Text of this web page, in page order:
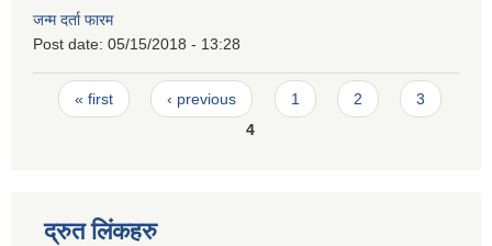
जन्म दर्ता फारम
Post date: 05/15/2018 - 13:28
Pages
« first ‹ previous 1 2
3
4
द्रुत लिंकहरु